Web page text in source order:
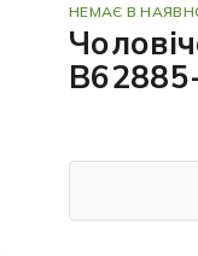
НЕМАЄ В